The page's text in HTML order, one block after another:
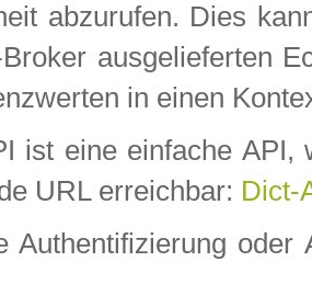
abzurufen. Dies
ausgelieferten
in einen
ist eine einfache API,
URL erreichbar: Dict-
Authentifizierung